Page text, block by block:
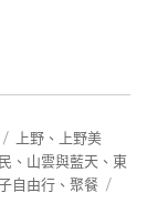
標
籤
上野 、
上野美
、 山雲與藍天 、 東
自由行 、聚餐